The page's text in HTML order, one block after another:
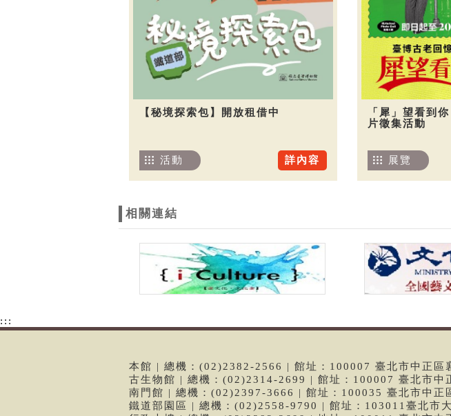
【秘境探索包】開放租借中
詳內容
活動
「犀」望看到
片徵集活動
展覽
相關連結
:::
本館 | 總機：(02)2382-2566 | 館址：100007 臺北市中正區
古生物館 | 總機：(02)2314-2699 | 館址：100007 臺北市中
南門館 | 總機：(02)2397-3666 | 館址：100035 臺北市中正
鐵道部園區 | 總機：(02)2558-9790 | 館址：103011臺北市